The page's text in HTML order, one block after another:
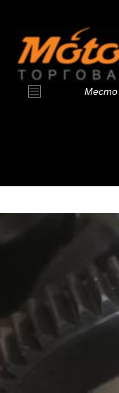
Место